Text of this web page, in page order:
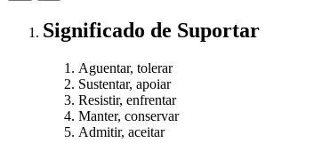
Significado de Suportar
Aguentar, tolerar
Sustentar, apoiar
Resistir, enfrentar
Manter, conservar
Admitir, aceitar